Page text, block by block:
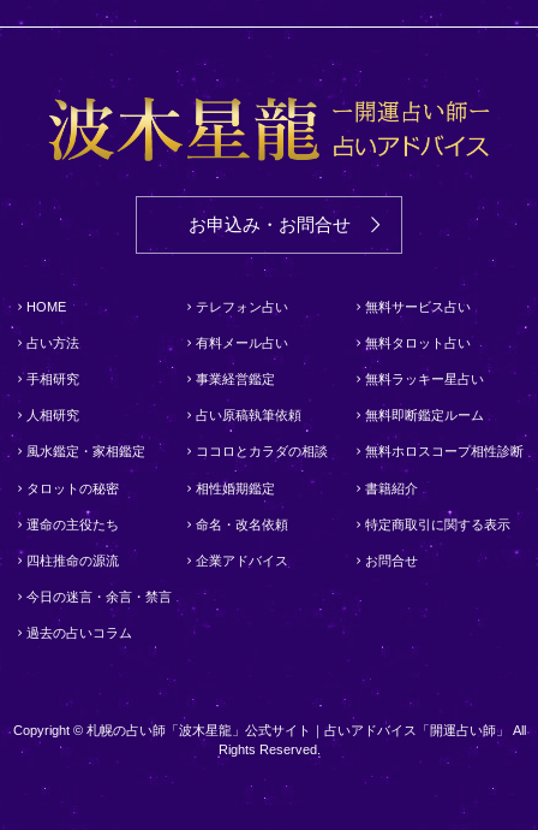
お申込み・お問合せ
HOME
占い方法
手相研究
人相研究
風水鑑定・家相鑑定
タロットの秘密
運命の主役たち
四柱推命の源流
今日の迷言・余言・禁言
過去の占いコラム
テレフォン占い
有料メール占い
事業経営鑑定
占い原稿執筆依頼
ココロとカラダの相談
相性婚期鑑定
命名・改名依頼
企業アドバイス
無料サービス占い
無料タロット占い
無料ラッキー星占い
無料即断鑑定ルーム
無料ホロスコープ相性診断
書籍紹介
特定商取引に関する表示
お問合せ
Copyright © 札幌の占い師「波木星龍」公式サイト｜占いアドバイス「開運占い師」 All
Rights Reserved.